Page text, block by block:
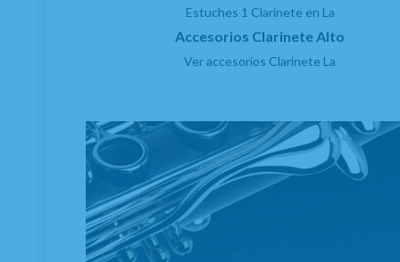
Estuches 1 Clarinete en La
Accesorios Clarinete Alto
Ver accesorios Clarinete La